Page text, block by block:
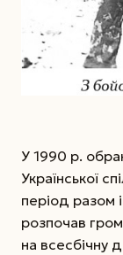
У 1990 р.
Української
період разом
розпочав
на всесбічну